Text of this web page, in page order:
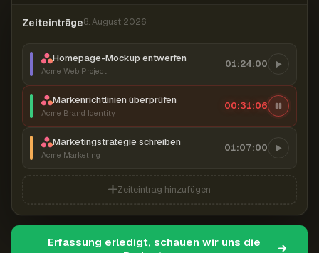
Zeiteinträge8. August 2026
Homepage-Mockup entwerfen
Acme Web Project
01:24:00
Markenrichtlinien überprüfen
Acme Brand Identity
00:31:07
Marketingstrategie schreiben
Acme Marketing
01:07:00
Zeiteintrag hinzufügen
Erfassung erledigt, schauen wir uns die